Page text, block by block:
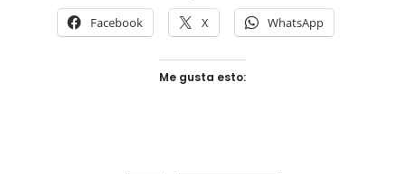
Facebook X WhatsApp
Me gusta esto: